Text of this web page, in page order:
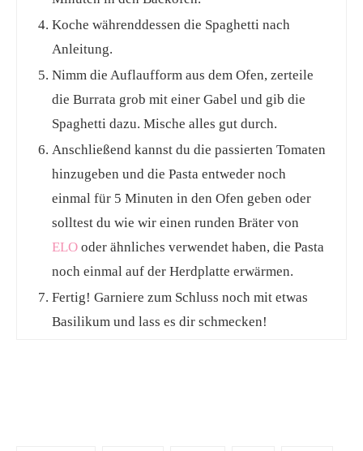
Koche währenddessen die Spaghetti nach
Anleitung.
Nimm die Auflaufform aus dem Ofen, zerteile
die Burrata grob mit einer Gabel und gib die
Spaghetti dazu. Mische alles gut durch.
Anschließend kannst du die passierten Tomaten
hinzugeben und die Pasta entweder noch
einmal für 5 Minuten in den Ofen geben oder
solltest du wie wir einen runden Bräter von
ELO oder ähnliches verwendet haben, die Pasta
noch einmal auf der Herdplatte erwärmen.
Fertig! Garniere zum Schluss noch mit etwas
Basilikum und lass es dir schmecken!